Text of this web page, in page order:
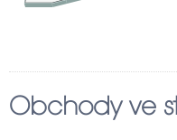
33
Obchody ve